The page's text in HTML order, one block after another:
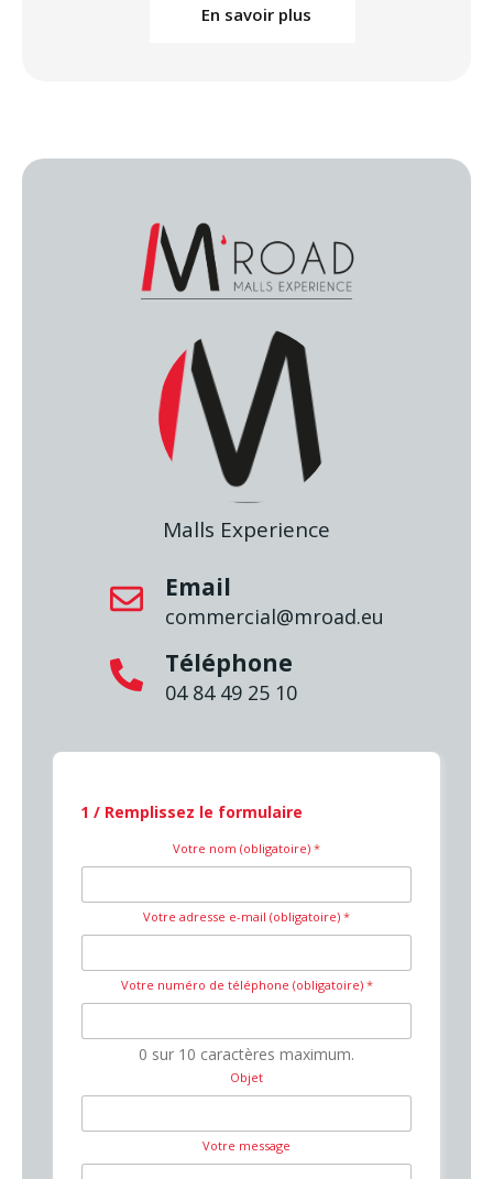
En savoir plus
Malls Experience
Email
commercial@mroad.eu
Téléphone
04 84 49 25 10
1 / Remplissez le formulaire
Votre nom (obligatoire) *
Votre adresse e-mail (obligatoire) *
Votre numéro de téléphone (obligatoire) *
0 sur 10 caractères maximum.
Objet
Votre message